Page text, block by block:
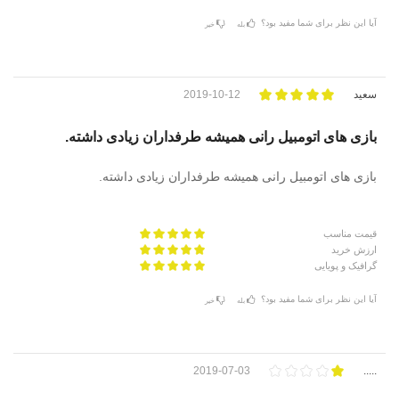
آیا این نظر برای شما مفید بود؟ بله خیر
سعید 2019-10-12
بازی های اتومبیل رانی همیشه طرفداران زیادی داشته.
بازی های اتومبیل رانی همیشه طرفداران زیادی داشته.
قیمت مناسب
ارزش خرید
گرافیک و پویایی
آیا این نظر برای شما مفید بود؟ بله خیر
2019-07-03